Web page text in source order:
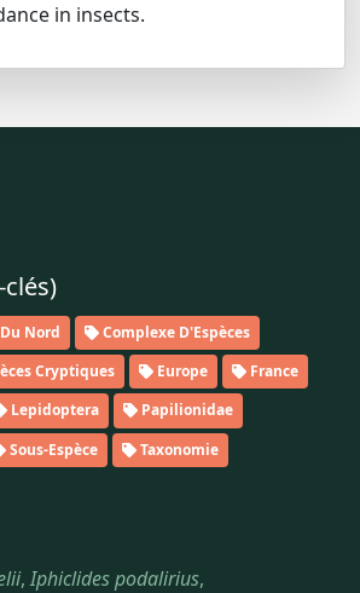
in insects.
Nord
Complexe D'Espèces
Cryptiques Europe
France
Lepidoptera
Papilionidae
Sous-Espèce
Taxonomie
,Iphiclides podalirius,